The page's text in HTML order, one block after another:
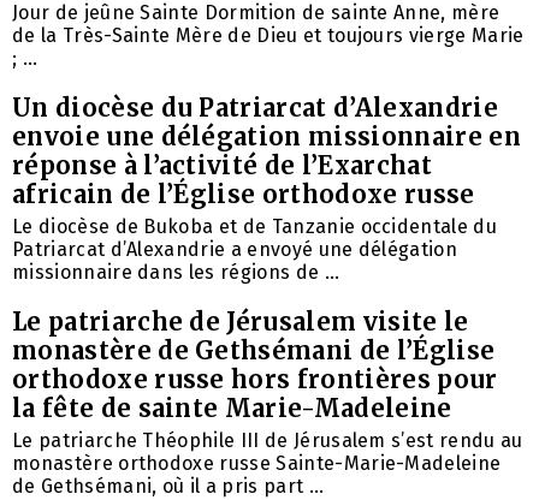
Jour de jeûne Sainte Dormition de sainte Anne, mère
de la Très-Sainte Mère de Dieu et toujours vierge Marie
; ...
Un diocèse du Patriarcat d’Alexandrie
envoie une délégation missionnaire en
réponse à l’activité de l’Exarchat
africain de l’Église orthodoxe russe
Le diocèse de Bukoba et de Tanzanie occidentale du
Patriarcat d’Alexandrie a envoyé une délégation
missionnaire dans les régions de ...
Le patriarche de Jérusalem visite le
monastère de Gethsémani de l’Église
orthodoxe russe hors frontières pour
la fête de sainte Marie-Madeleine
Le patriarche Théophile III de Jérusalem s’est rendu au
monastère orthodoxe russe Sainte-Marie-Madeleine
de Gethsémani, où il a pris part ...